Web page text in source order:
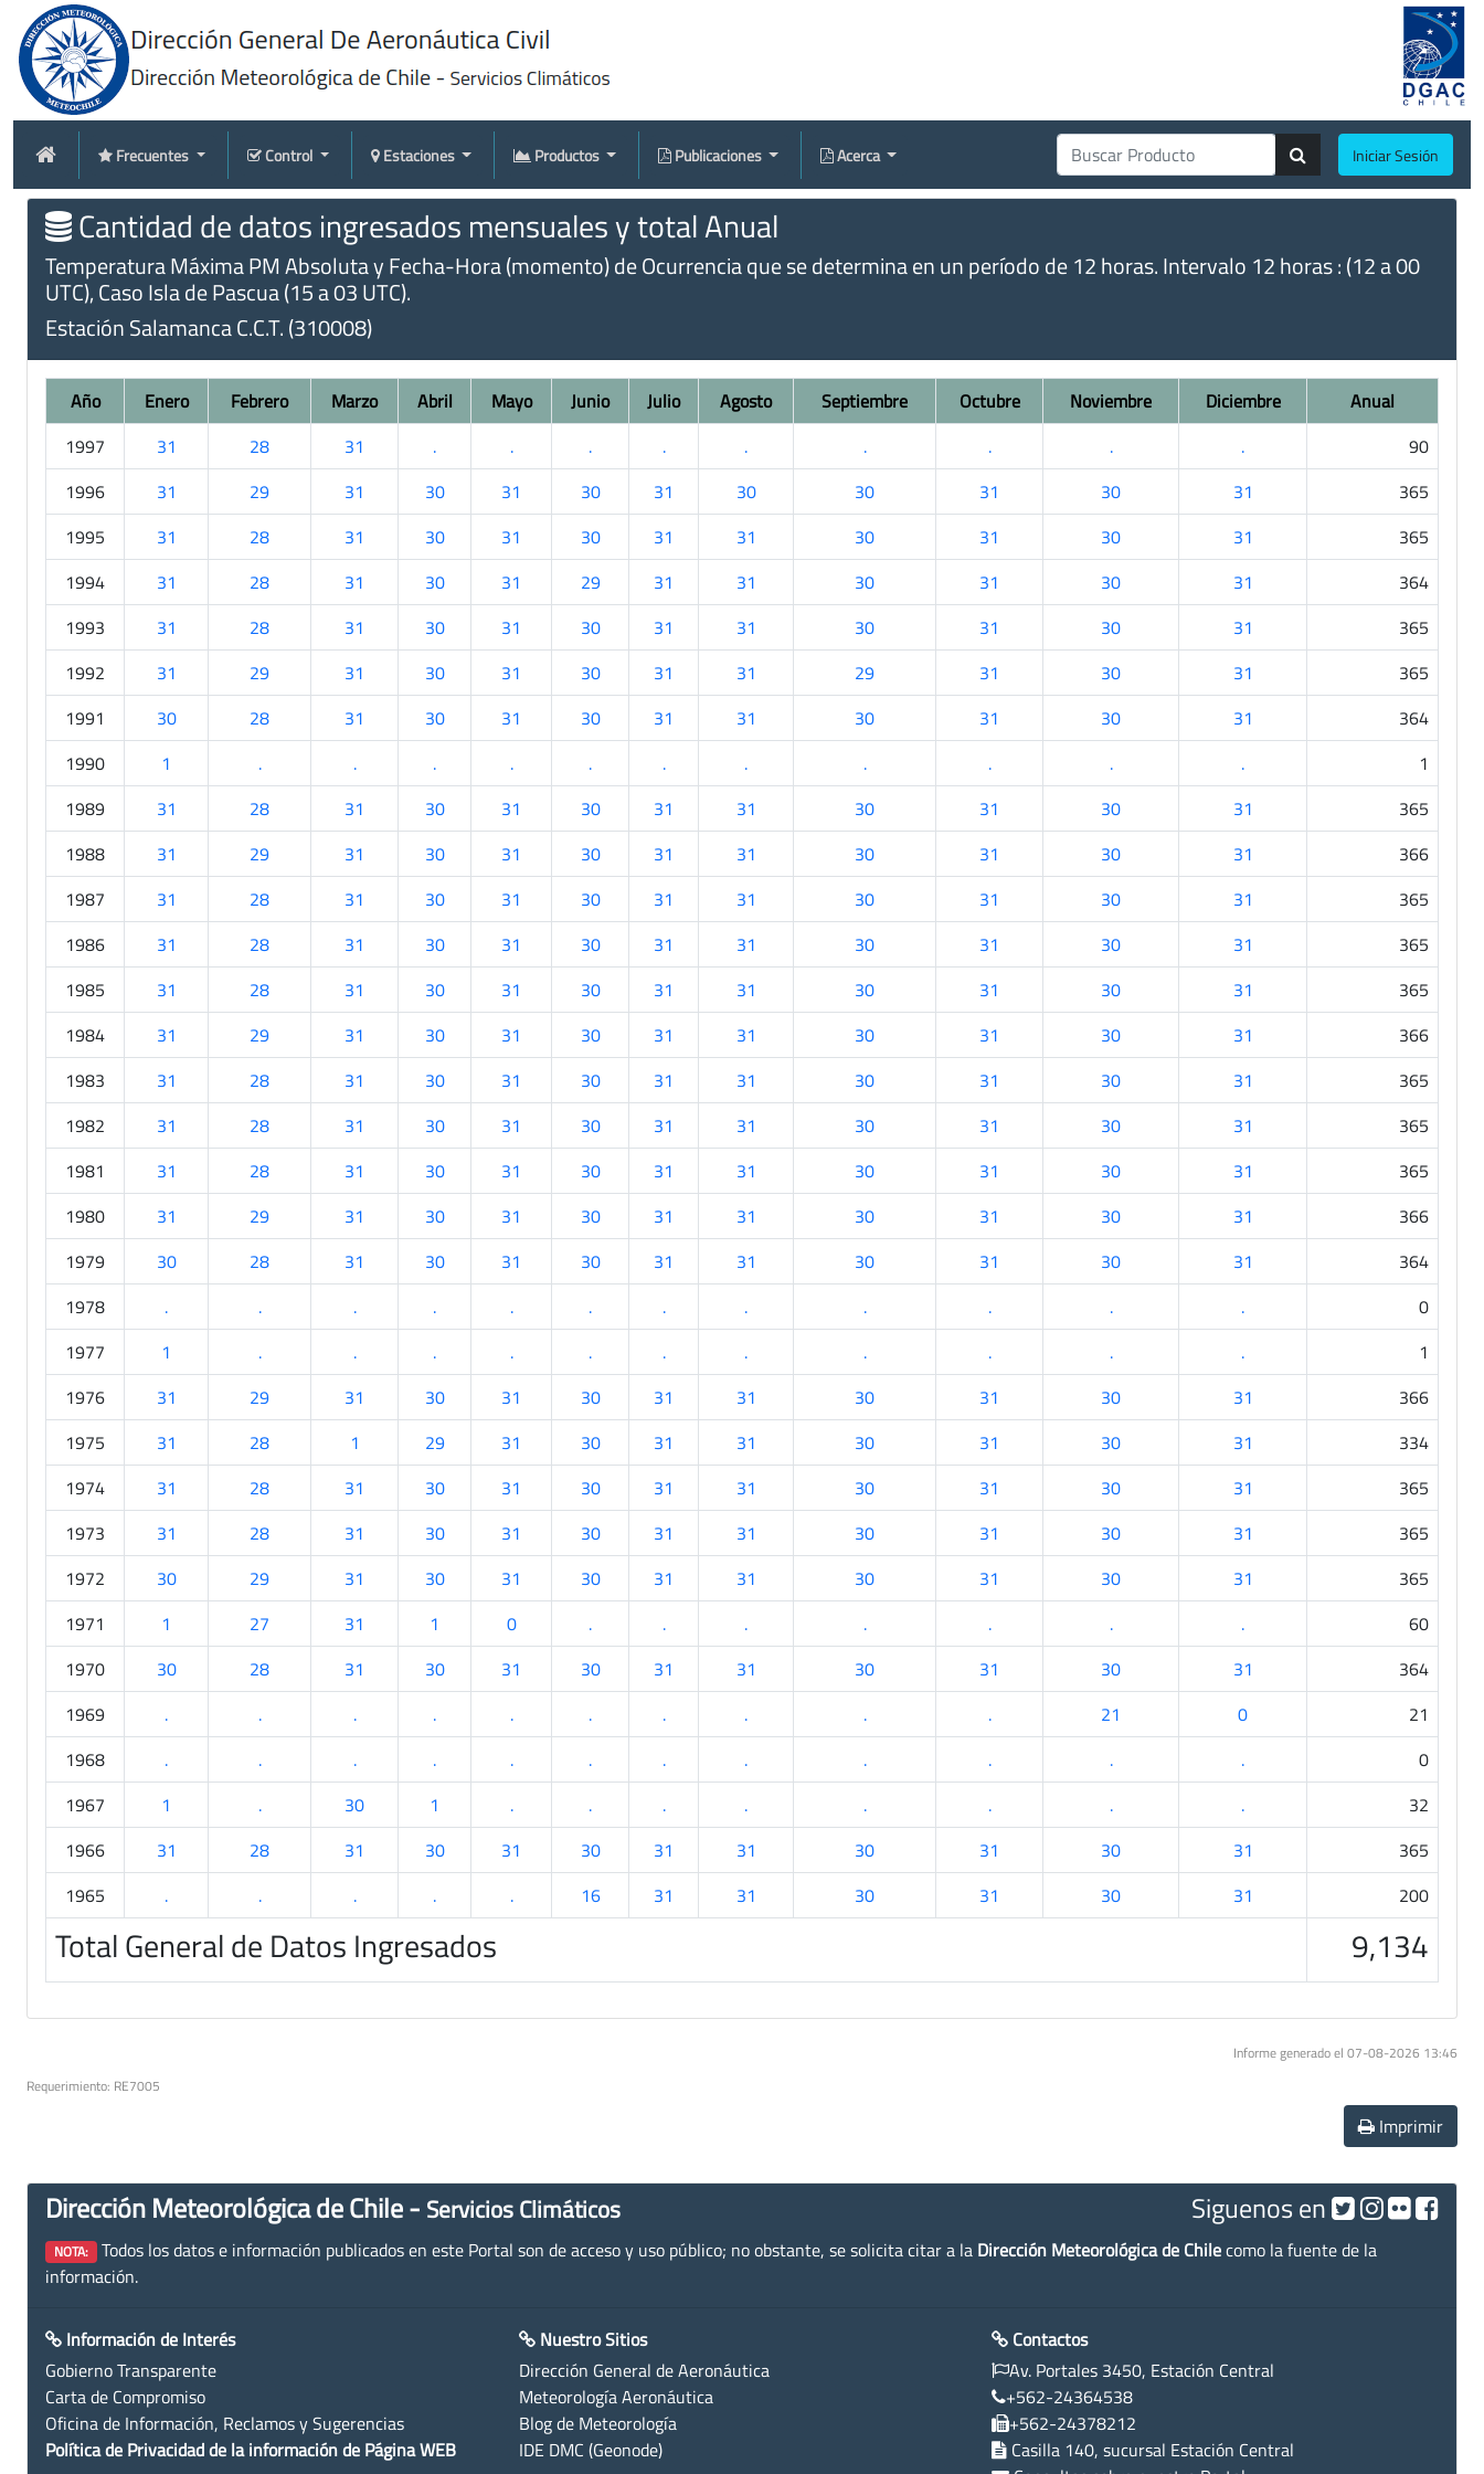
Frecuentes Control Estaciones Productos Publicaciones Acerca Iniciar Sesión
Cantidad de datos ingresados mensuales y total Anual
Temperatura Máxima PM Absoluta y Fecha-Hora (momento) de Ocurrencia que se determina en un período de 12 horas. Intervalo 12 horas : (12 a 00
UTC), Caso Isla de Pascua (15 a 03 UTC).
Estación Salamanca C.C.T. (310008)
Año Enero Febrero Marzo Abril Mayo Junio Julio Agosto Septiembre Octubre Noviembre Diciembre
Anual
1997
31 28 31 . . . . . . . . .
90
1996
31 29 31 30 31 30 31 30 30 31 30 31
365
1995
31 28 31 30 31 30 31 31 30 31 30 31
365
1994
31 28 31 30 31 29 31 31 30 31 30 31
364
1993
31 28 31 30 31 30 31 31 30 31 30 31
365
1992
31 29 31 30 31 30 31 31 29 31 30 31
365
1991
30 28 31 30 31 30 31 31 30 31 30 31
364
1990
1 . . . . . . . . . . .
1
1989
31 28 31 30 31 30 31 31 30 31 30 31
365
1988
31 29 31 30 31 30 31 31 30 31 30 31
366
1987
31 28 31 30 31 30 31 31 30 31 30 31
365
1986
31 28 31 30 31 30 31 31 30 31 30 31
365
1985
31 28 31 30 31 30 31 31 30 31 30 31
365
1984
31 29 31 30 31 30 31 31 30 31 30 31
366
1983
31 28 31 30 31 30 31 31 30 31 30 31
365
1982
31 28 31 30 31 30 31 31 30 31 30 31
365
1981
31 28 31 30 31 30 31 31 30 31 30 31
365
1980
31 29 31 30 31 30 31 31 30 31 30 31
366
1979
30 28 31 30 31 30 31 31 30 31 30 31
364
1978
. . . . . . . . . . . .
0
1977
1 . . . . . . . . . . .
1
1976
31 29 31 30 31 30 31 31 30 31 30 31
366
1975
31 28 1 29 31 30 31 31 30 31 30 31
334
1974
31 28 31 30 31 30 31 31 30 31 30 31
365
1973
31 28 31 30 31 30 31 31 30 31 30 31
365
1972
30 29 31 30 31 30 31 31 30 31 30 31
365
1971
1 27 31 1 0 . . . . . . .
60
1970
30 28 31 30 31 30 31 31 30 31 30 31
364
1969
. . . . . . . . . . 21 0
21
1968
. . . . . . . . . . . .
0
1967
1 . 30 1 . . . . . . . .
32
1966
31 28 31 30 31 30 31 31 30 31 30 31
365
1965
. . . . . 16 31 31 30 31 30 31 200
Total General de Datos Ingresados 9,134
Informe generado el 07-08-2026 13:46
Requerimiento: RE7005
Imprimir
Dirección Meteorológica de Chile - Servicios Climáticos Siguenos en
NOTA: Todos los datos e información publicados en este Portal son de acceso y uso público; no obstante, se solicita citar a la Dirección Meteorológica de Chilecomo la fuente de la
información.
Información de Interés
Gobierno Transparente
Carta de Compromiso
Oficina de Información, Reclamos y Sugerencias
Política de Privacidad de la información de Página WEB
Nuestro Sitios
Dirección General de Aeronáutica
Meteorología Aeronáutica
Blog de Meteorología
IDE DMC (Geonode)
Contactos
Av. Portales 3450, Estación Central
+562-24364538
+562-24378212
Casilla 140, sucursal Estación Central